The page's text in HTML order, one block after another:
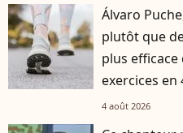
Álvaro
plutôt que
plus
exercices en
4 août 2026